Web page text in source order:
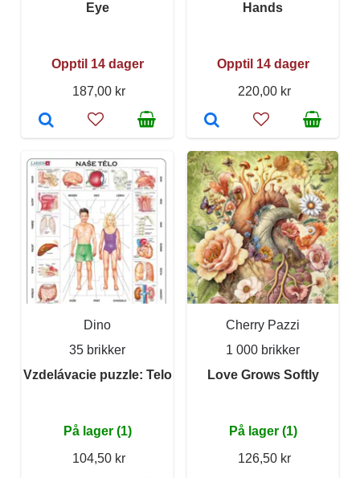
Eye
Opptil 14 dager
187,00 kr
Hands
Opptil 14 dager
220,00 kr
Dino
35 brikker
Vzdelávacie puzzle: Telo
På lager (1)
104,50 kr
Cherry Pazzi
1 000 brikker
Love Grows Softly
På lager (1)
126,50 kr